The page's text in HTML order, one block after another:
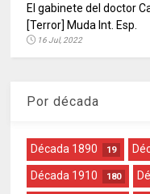
El gabinete del doctor
[Terror] Muda Int. Esp.
16 Jul, 2022
Por década
Década 1890 19
Década 1910 180